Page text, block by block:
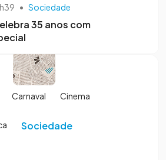
• Sociedade
35 anos com
Carnaval Cinema
Sociedade